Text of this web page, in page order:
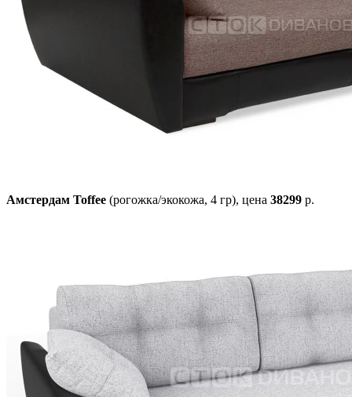
Амстердам Toffee (рогожка/экокожа, 4 гр), цена 38299 р.